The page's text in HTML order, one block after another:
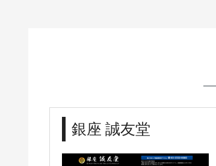
銀座 誠友堂